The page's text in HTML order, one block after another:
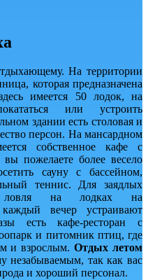
На территории
которая предназначена
имеется 50 лодок, на
или устроить
здании есть столовая и
персон. На мансардном
собственное кафе с
пожелаете более весело
сауну с бассейном,
теннис. Для заядлых
ловля на лодках на
вечер устраивают
есть кафе-ресторан с
и питомник птиц, где
и взрослым.Отдых летом
незабываемым, так как вас
и хороший персонал.